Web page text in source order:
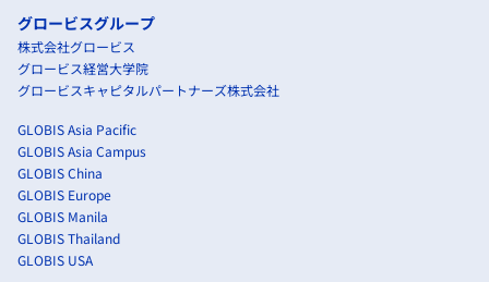
グロービスグループ
株式会社グロービス
グロービス経営大学院
グロービスキャピタルパートナーズ株式会社
GLOBIS Asia Pacific
GLOBIS Asia Campus
GLOBIS China
GLOBIS Europe
GLOBIS Manila
GLOBIS Thailand
GLOBIS USA